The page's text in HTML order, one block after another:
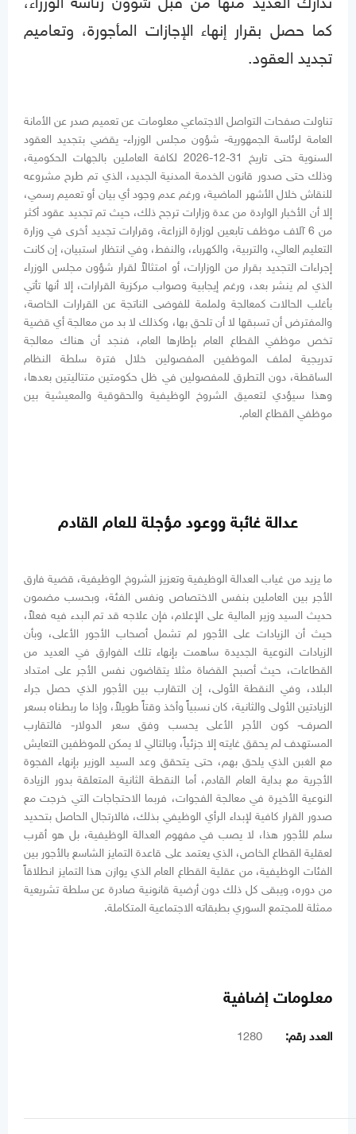
كما حصل بقرار إنهاء الإجازات المأجورة، وتعاميم
تجديد العقود.
تناولت صفحات التواصل الاجتماعي معلومات عن تعميم صدر عن الأمانة
العامة لرئاسة الجمهورية- شؤون مجلس الوزراء- يقضي بتجديد العقود
السنوية حتى تاريخ 31-12-2026 لكافة العاملين بالجهات الحكومية،
وذلك حتى صدور قانون الخدمة المدنية الجديد، الذي تم طرح مشروعه
للنقاش خلال الأشهر الماضية، ورغم عدم وجود أي بيان أو تعميم رسمي،
إلا أن الأخبار الواردة من عدة وزارات ترجح ذلك، حيث تم تجديد عقود أكثر
من 6 آلاف موظف تابعين لوزارة الزراعة، وقرارات تجديد أخرى في وزارة
التعليم العالي، والتربية، والكهرباء، والنفط، وفي انتظار استبيان، إن كانت
إجراءات التجديد بقرار من الوزارات، أو امتثالاً لقرار شؤون مجلس الوزراء
الذي لم ينشر بعد، ورغم إيجابية وصواب مركزية القرارات، إلا أنها تأتي
بأغلب الحالات كمعالجة ولملمة للفوضى الناتجة عن القرارات الخاصة،
والمفترض أن تسبقها لا أن تلحق بها، وكذلك لا بد من معالجة أي قضية
تخص موظفي القطاع العام بإطارها العام، فنجد أن هناك معالجة
تدريجية لملف الموظفين المفصولين خلال فترة سلطة النظام
الساقطة، دون التطرق للمفصولين في ظل حكومتين متتاليتين بعدها،
وهذا سيؤدي لتعميق الشروخ الوظيفية والحقوقية والمعيشية بين
موظفي القطاع العام.
عدالة غائبة ووعود مؤجلة للعام القادم
ما يزيد من غياب العدالة الوظيفية وتعزيز الشروخ الوظيفية، قضية فارق
الأجر بين العاملين بنفس الاختصاص ونفس الفئة، وبحسب مضمون
حديث السيد وزير المالية على الإعلام، فإن علاجه قد تم البدء فيه فعلاً،
حيث أن الزيادات على الأجور لم تشمل أصحاب الأجور الأعلى، وبأن
الزيادات النوعية الجديدة ساهمت بإنهاء تلك الفوارق في العديد من
القطاعات، حيث أصبح القضاة مثلا يتقاضون نفس الأجر على امتداد
البلاد، وفي النقطة الأولى، إن التقارب بين الأجور الذي حصل جراء
الزيادتين الأولى والثانية، كان نسبياً وأخذ وقتاً طويلاً، وإذا ما ربطناه بسعر
الصرف- كون الأجر الأعلى يحسب وفق سعر الدولار- فالتقارب
المستهدف لم يحقق غايته إلا جزئياً، وبالتالي لا يمكن للموظفين التعايش
مع الغبن الذي يلحق بهم، حتى يتحقق وعد السيد الوزير بإنهاء الفجوة
الأجرية مع بداية العام القادم، أما النقطة الثانية المتعلقة بدور الزيادة
النوعية الأخيرة في معالجة الفجوات، فربما الاحتجاجات التي خرجت مع
صدور القرار كافية لإبداء الرأي الوظيفي بذلك، فالارتجال الحاصل بتحديد
سلم للأجور هذا، لا يصب في مفهوم العدالة الوظيفية، بل هو أقرب
لعقلية القطاع الخاص، الذي يعتمد على قاعدة التمايز الشاسع بالأجور بين
الفئات الوظيفية، من عقلية القطاع العام الذي يوازن هذا التمايز انطلاقاً
من دوره، ويبقى كل ذلك دون أرضية قانونية صادرة عن سلطة تشريعية
ممثلة للمجتمع السوري بطبقاته الاجتماعية المتكاملة.
معلومات إضافية
العدد رقم: 1280